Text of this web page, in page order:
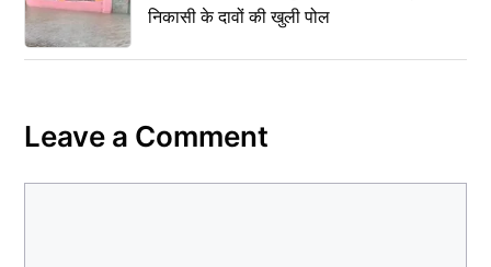
निकासी के दावों की खुली पोल
Leave a Comment